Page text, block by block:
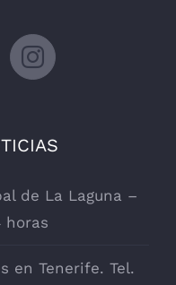
de La Laguna –
horas
en Tenerife. Tel.